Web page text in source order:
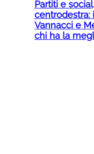
Partiti e
centrodestra:
Vannacci e
chi ha la